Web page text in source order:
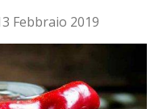
Febbraio 2019